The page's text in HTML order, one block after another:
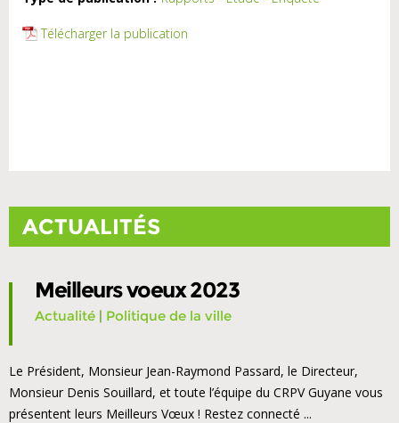
Télécharger la publication
ACTUALITÉS
Meilleurs voeux 2023
Actualité | Politique de la ville
Le Président, Monsieur Jean-Raymond Passard, le Directeur,
Monsieur Denis Souillard, et toute l’équipe du CRPV Guyane vous
présentent leurs Meilleurs Vœux ! Restez connecté ...